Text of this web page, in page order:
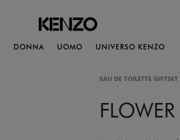
DONNA UOMO UNIVERSO KENZO
EAU DE TOILETTE GIFTSET